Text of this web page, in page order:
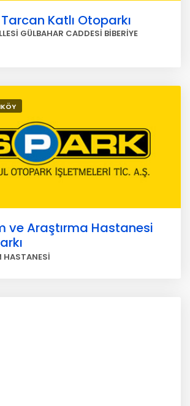
Tarcan Katlı Otoparkı
GÜLBAHAR CADDESİ BİBERİYE
ve Araştırma Hastanesi
HASTANESİ